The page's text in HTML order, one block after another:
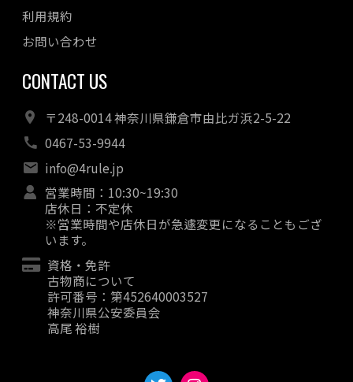
利用規約
お問い合わせ
CONTACT US
〒248-0014 神奈川県鎌倉市由比ガ浜2-5-22
0467-53-9944
info@4rule.jp
営業時間：10:30~19:30
店休日：不定休
※営業時間や店休日が急遽変更になることもござ
います。
資格・免許
古物商について
許可番号：第452640003527
神奈川県公安委員会
高尾 裕樹